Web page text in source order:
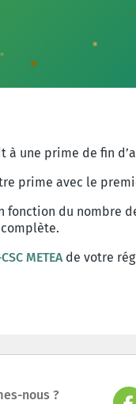
à une prime de fin
prime avec le
du nombre
METEAde votre
nous ?